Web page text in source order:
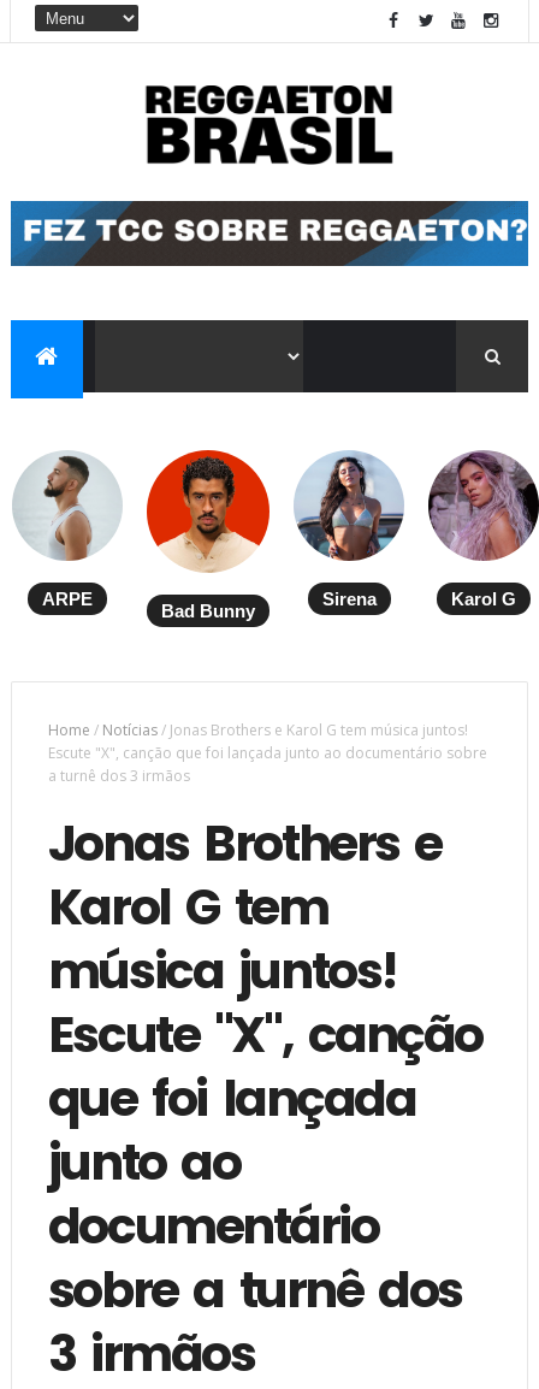
ARPE
Bad Bunny
Sirena Karol G
Home / Notícias/ Jonas Brothers e Karol G tem música juntos!
Escute "X", canção que foi lançada junto ao documentário sobre
a turnê dos 3 irmãos
Jonas Brothers e
Karol G tem
música juntos!
Escute "X", canção
que foi lançada
junto ao
documentário
sobre a turnê dos
3 irmãos